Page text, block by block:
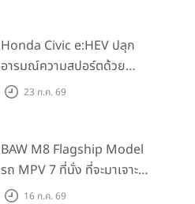
Honda Civic e:HEV ปลุก
อารมณ์ความสปอร์ตด้วย
Honda S+ Shift ครั้งแรกใน
Traffic Monitor เพียงจอง
ภายใน 31 ก.ค. 2569 รับบัตร
น้ำมันมูลค่า 10,000 บาท
23 ก.ค. 69
BAW M8 Flagship Model
รถ MPV 7 ที่นั่ง ที่จะมาเจาะ
ตลาดครอบครัวและองค์กรยุค
16 ก.ค. 69